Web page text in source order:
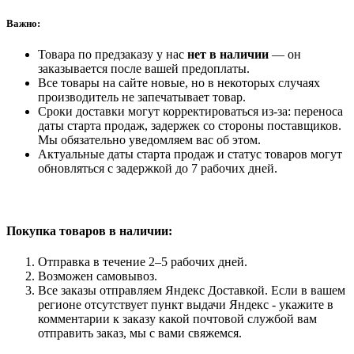
Важно:
Товара по предзаказу у нас нет в наличии — он
заказывается после вашей предоплаты.
Все товары на сайте новые, но в некоторых случаях
производитель не запечатывает товар.
Сроки доставки могут корректироваться из-за: переноса
даты старта продаж, задержек со стороны поставщиков.
Мы обязательно уведомляем вас об этом.
Актуальные даты старта продаж и статус товаров могут
обновляться с задержкой до 7 рабочих дней.
Покупка товаров в наличии:
Отправка в течение 2–5 рабочих дней.
Возможен самовывоз.
Все заказы отправляем Яндекс Доставкой. Если в вашем
регионе отсутствует пункт выдачи Яндекс - укажите в
комментарии к заказу какой почтовой службой вам
отправить заказ, мы с вами свяжемся.